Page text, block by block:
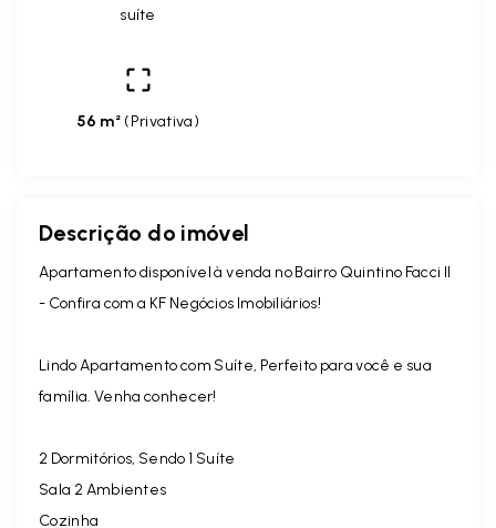
suíte
56 m² (Privativa)
Descrição do imóvel
Apartamento disponível à venda no Bairro Quintino Facci II
- Confira com a KF Negócios Imobiliários!
Lindo Apartamento com Suíte, Perfeito para você e sua
família. Venha conhecer!
2 Dormitórios, Sendo 1 Suíte
Sala 2 Ambientes
Cozinha